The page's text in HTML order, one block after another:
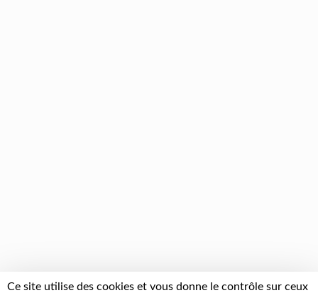
Ce site utilise des cookies et vous donne le contrôle sur ceux